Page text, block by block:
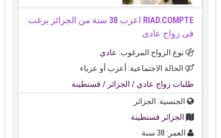
RIAD.COMPTE اعزب 38 سنة من الجزائر يرغب
فى زواج عادى
نوع الزواج المرغوب:عادي
الحالة الاجتماعية: أعزب أو عزباء
طلبات زواج عادي/ الجزائر / قسنطينة
الجنسية: الجزائر
الجزائر قسنطينة
العمر: 38 سنة